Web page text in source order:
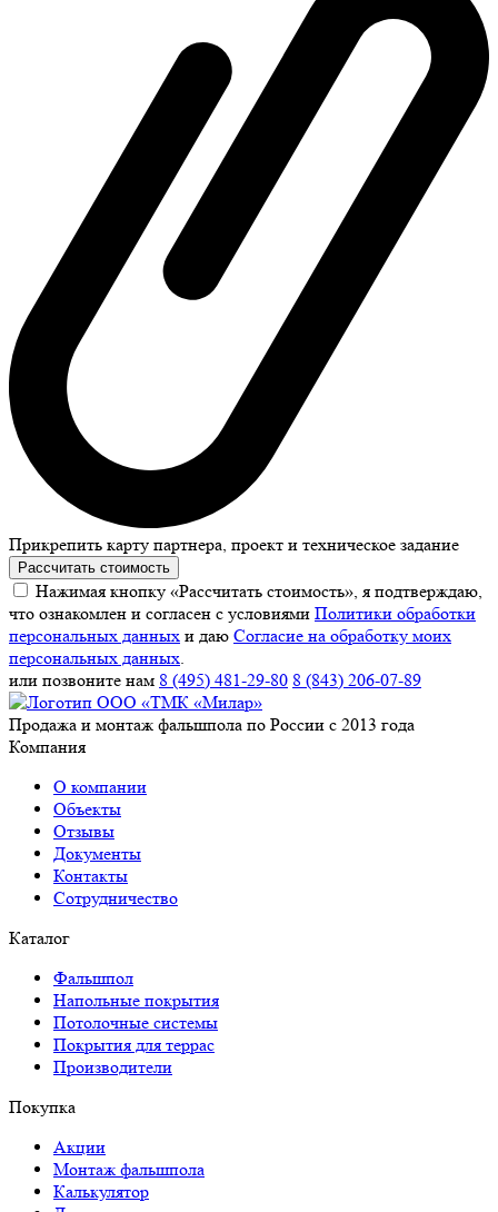
Прикрепить карту партнера, проект и техническое задание
Рассчитать стоимость
Нажимая кнопку «Рассчитать стоимость», я подтверждаю,
что ознакомлен и согласен с условиями Политики обработки
персональных данных и даю Согласие на обработку моих
персональных данных.
или позвоните нам 8 (495) 481-29-80 8 (843) 206-07-89
Продажа и монтаж фальшпола по России с 2013 года
Компания
О компании
Объекты
Отзывы
Документы
Контакты
Сотрудничество
Каталог
Фальшпол
Напольные покрытия
Потолочные системы
Покрытия для террас
Производители
Покупка
Акции
Монтаж фальшпола
Калькулятор